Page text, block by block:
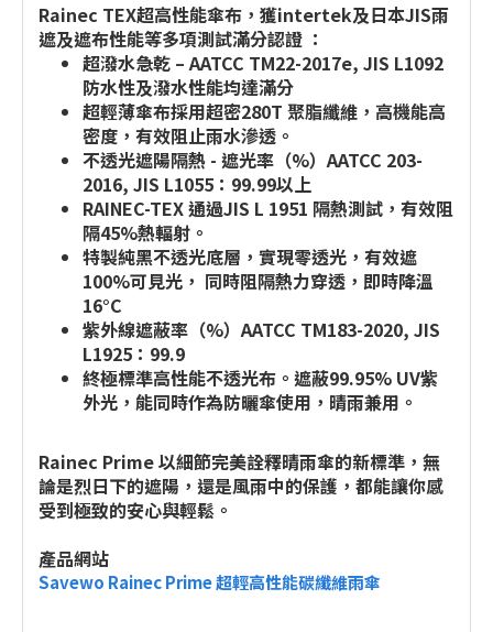
Rainec TEX超高性能傘布，獲intertek及日本JIS雨
遮及遮布性能等多項測試滿分認證 ：
超潑水急乾 – AATCC TM22-2017e, JIS L1092
防水性及潑水性能均達滿分
超輕薄傘布採用超密280T 聚脂纖維，高機能高
密度，有效阻止雨水滲透。
不透光遮陽隔熱 - 遮光率（%）AATCC 203-
2016, JIS L1055：99.99以上
RAINEC-TEX 通過JIS L 1951 隔熱測試，有效阻
隔45%熱輻射。
特製純黑不透光底層，實現零透光，有效遮
100%可見光， 同時阻隔熱力穿透，即時降溫
16°C
紫外線遮蔽率（%）AATCC TM183-2020, JIS
L1925：99.9
終極標準高性能不透光布。遮蔽99.95% UV紫
外光，能同時作為防曬傘使用，晴雨兼用。
Rainec Prime 以細節完美詮釋晴雨傘的新標準，無
論是烈日下的遮陽，還是風雨中的保護，都能讓你感
受到極致的安心與輕鬆。
產品網站
Savewo Rainec Prime 超輕高性能碳纖維雨傘